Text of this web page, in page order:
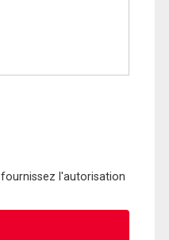
l'autorisation